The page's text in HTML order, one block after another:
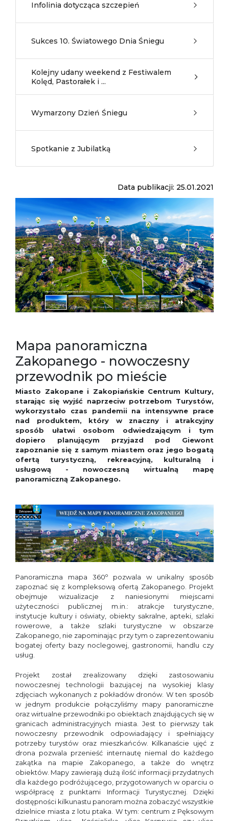
Infolinia dotycząca szczepień
Sukces 10. Światowego Dnia Śniegu
Kolejny udany weekend z Festiwalem
Kolęd, Pastorałek i ...
Wymarzony Dzień Śniegu
Spotkanie z Jubilatką
Data publikacji: 25.01.2021
Mapa panoramiczna
Zakopanego - nowoczesny
przewodnik po mieście
Miasto Zakopane i Zakopiańskie Centrum Kultury,
starając się wyjść naprzeciw potrzebom Turystów,
wykorzystało czas pandemii na intensywne prace
nad produktem, który w znaczny i atrakcyjny
sposób ułatwi osobom odwiedzającym i tym
dopiero planującym przyjazd pod Giewont
zapoznanie się z samym miastem oraz jego bogatą
ofertą turystyczną, rekreacyjną, kulturalną i
usługową - nowoczesną wirtualną mapę
panoramiczną Zakopanego.
Panoramiczna mapa 360o
pozwala w unikalny sposób
zapoznać się z kompleksową ofertą Zakopanego. Projekt
obejmuje wizualizacje z naniesionymi miejscami
użyteczności publicznej m.in.: atrakcje turystyczne,
instytucje kultury i oświaty, obiekty sakralne, apteki, szlaki
rowerowe, a także szlaki turystyczne w obszarze
Zakopanego, nie zapominając przy tym o zaprezentowaniu
bogatej oferty bazy noclegowej, gastronomii, handlu czy
usług.
Projekt został zrealizowany dzięki zastosowaniu
nowoczesnej technologii bazującej na wysokiej klasy
zdjęciach wykonanych z pokładów dronów. W ten sposób
w jednym produkcie połączyliśmy mapy panoramiczne
oraz wirtualne przewodniki po obiektach znajdujących się w
granicach administracyjnych miasta. Jest to pierwszy tak
nowoczesny przewodnik odpowiadający i spełniający
potrzeby turystów oraz mieszkańców. Kilkanaście ujęć z
drona pozwala przenieść internautę niemal do każdego
zakątka na mapie Zakopanego, a także do wnętrz
obiektów. Mapy zawierają dużą ilość informacji przydatnych
dla każdego podróżującego, przygotowanych w oparciu o
współpracę z punktami Informacji Turystycznej. Dzięki
dostępności kilkunastu panoram można zobaczyć wszystkie
dzielnice miasta z lotu ptaka. W tym: centrum z Pęksowym